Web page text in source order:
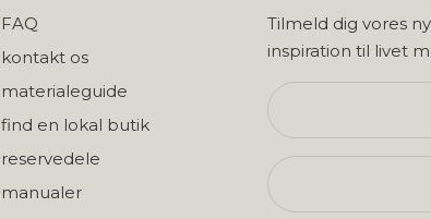
FAQ
kontakt os
materialeguide
find en lokal butik
reservedele
manualer
Tilmeld dig vores
inspiration til livet